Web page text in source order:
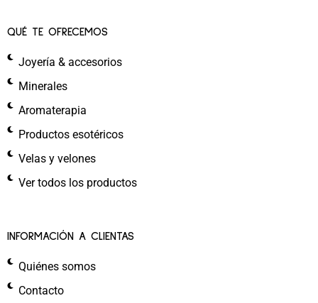
QUÉ TE OFRECEMOS
Joyería & accesorios
Minerales
Aromaterapia
Productos esotéricos
Velas y velones
Ver todos los productos
INFORMACIÓN A CLIENTAS
Quiénes somos
Contacto